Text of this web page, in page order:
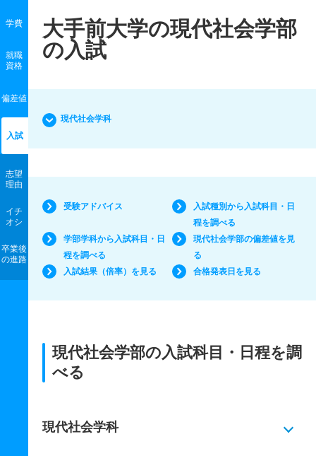
学費
就職
資格
偏差値
入試
志望
理由
イチ
オシ
卒業後
の進路
大手前大学の現代社会学部
の入試
現代社会学科
受験アドバイス
入試種別から入試科目・日
程を調べる
学部学科から入試科目・日
程を調べる
現代社会学部の偏差値を見
る
入試結果（倍率）を見る
合格発表日を見る
現代社会学部の入試科目・日程を調
べる
現代社会学科